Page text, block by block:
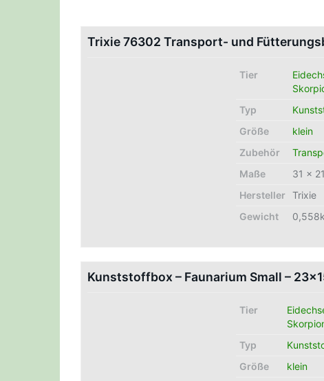
Trixie 76302 Transport- und
Tier
Typ
Größe
klein
Zubehör
Maße
31 ×
Hersteller
Trixie
Gewicht
Kunststoffbox – Faunarium Small –
Tier
Typ
Größe
klein